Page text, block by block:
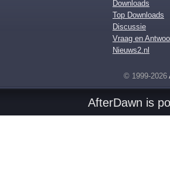
Downloads
Top Downloads
Discussie
Vraag en
Nieuws2.nl
© 1999-2026
AfterDawn is